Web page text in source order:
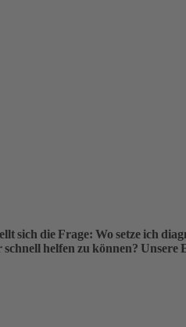
die Frage: Wo setze ich
helfen zu können? Unsere